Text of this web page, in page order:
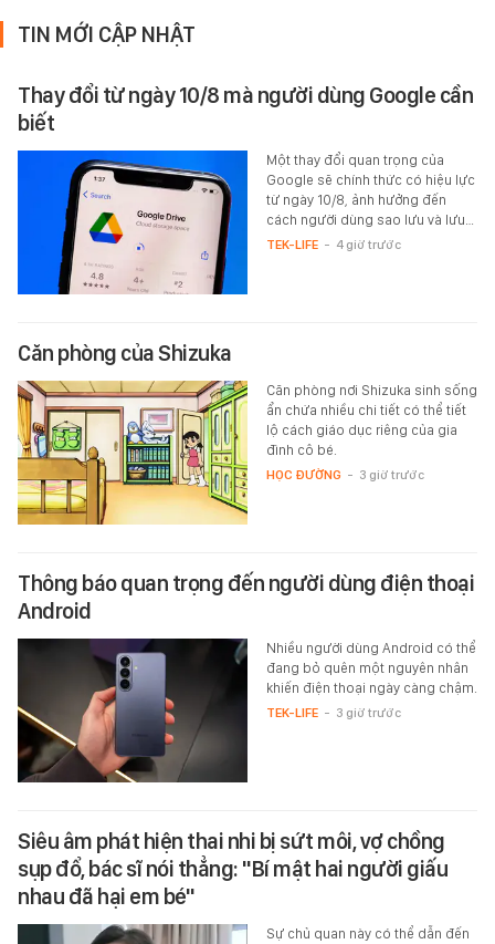
TIN MỚI CẬP NHẬT
Thay đổi từ ngày 10/8 mà người dùng Google cần
biết
Một thay đổi quan trọng của
Google sẽ chính thức có hiệu lực
từ ngày 10/8, ảnh hưởng đến
cách người dùng sao lưu và lưu…
TEK-LIFE - 4 giờ trước
Căn phòng của Shizuka
Căn phòng nơi Shizuka sinh sống
ẩn chứa nhiều chi tiết có thể tiết
lộ cách giáo dục riêng của gia
đình cô bé.
HỌC ĐƯỜNG - 3 giờ trước
Thông báo quan trọng đến người dùng điện thoại
Android
Nhiều người dùng Android có thể
đang bỏ quên một nguyên nhân
khiến điện thoại ngày càng chậm.
TEK-LIFE - 3 giờ trước
Siêu âm phát hiện thai nhi bị sứt môi, vợ chồng
sụp đổ, bác sĩ nói thẳng: "Bí mật hai người giấu
nhau đã hại em bé"
Sự chủ quan này có thể dẫn đến